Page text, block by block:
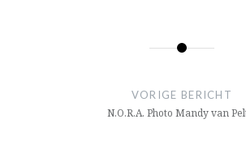
VORIGE BERICHT
N.O.R.A. Photo Mandy van